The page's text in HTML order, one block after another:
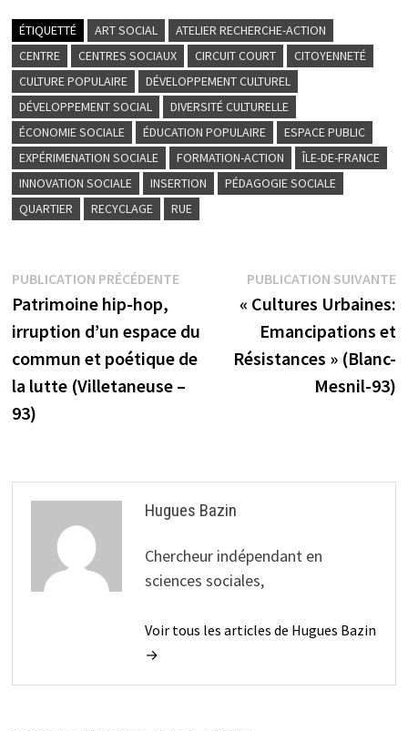
ÉTIQUETTÉ ART SOCIAL
ATELIER RECHERCHE-ACTION
CENTRE
CENTRES SOCIAUX CIRCUIT COURT
CITOYENNETÉ
CULTURE POPULAIRE
DÉVELOPPEMENT CULTUREL
DÉVELOPPEMENT SOCIAL
DIVERSITÉ CULTURELLE
ÉCONOMIE SOCIALE
ÉDUCATION POPULAIRE
ESPACE PUBLIC
EXPÉRIMENATION SOCIALE
FORMATION-ACTION
ÎLE-DE-FRANCE
INNOVATION SOCIALE
INSERTION
PÉDAGOGIE SOCIALE
QUARTIER
RECYCLAGE RUE
Navigation
de
l’article
PUBLICATION PRÉCÉDENTEPublication
précédente :
Patrimoine hip-hop,
irruption d’un espace du
commun et poétique de
la lutte (Villetaneuse –
93)
PUBLICATION SUIVANTE
« Cultures Urbaines:
Emancipations et
Résistances » (Blanc-
Mesnil-93)
Hugues Bazin
Chercheur indépendant en
sciences sociales,
Voir tous les articles de Hugues Bazin
→